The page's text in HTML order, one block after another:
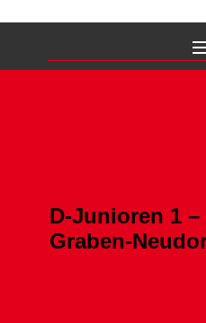
D-Junioren 1 –
Graben-